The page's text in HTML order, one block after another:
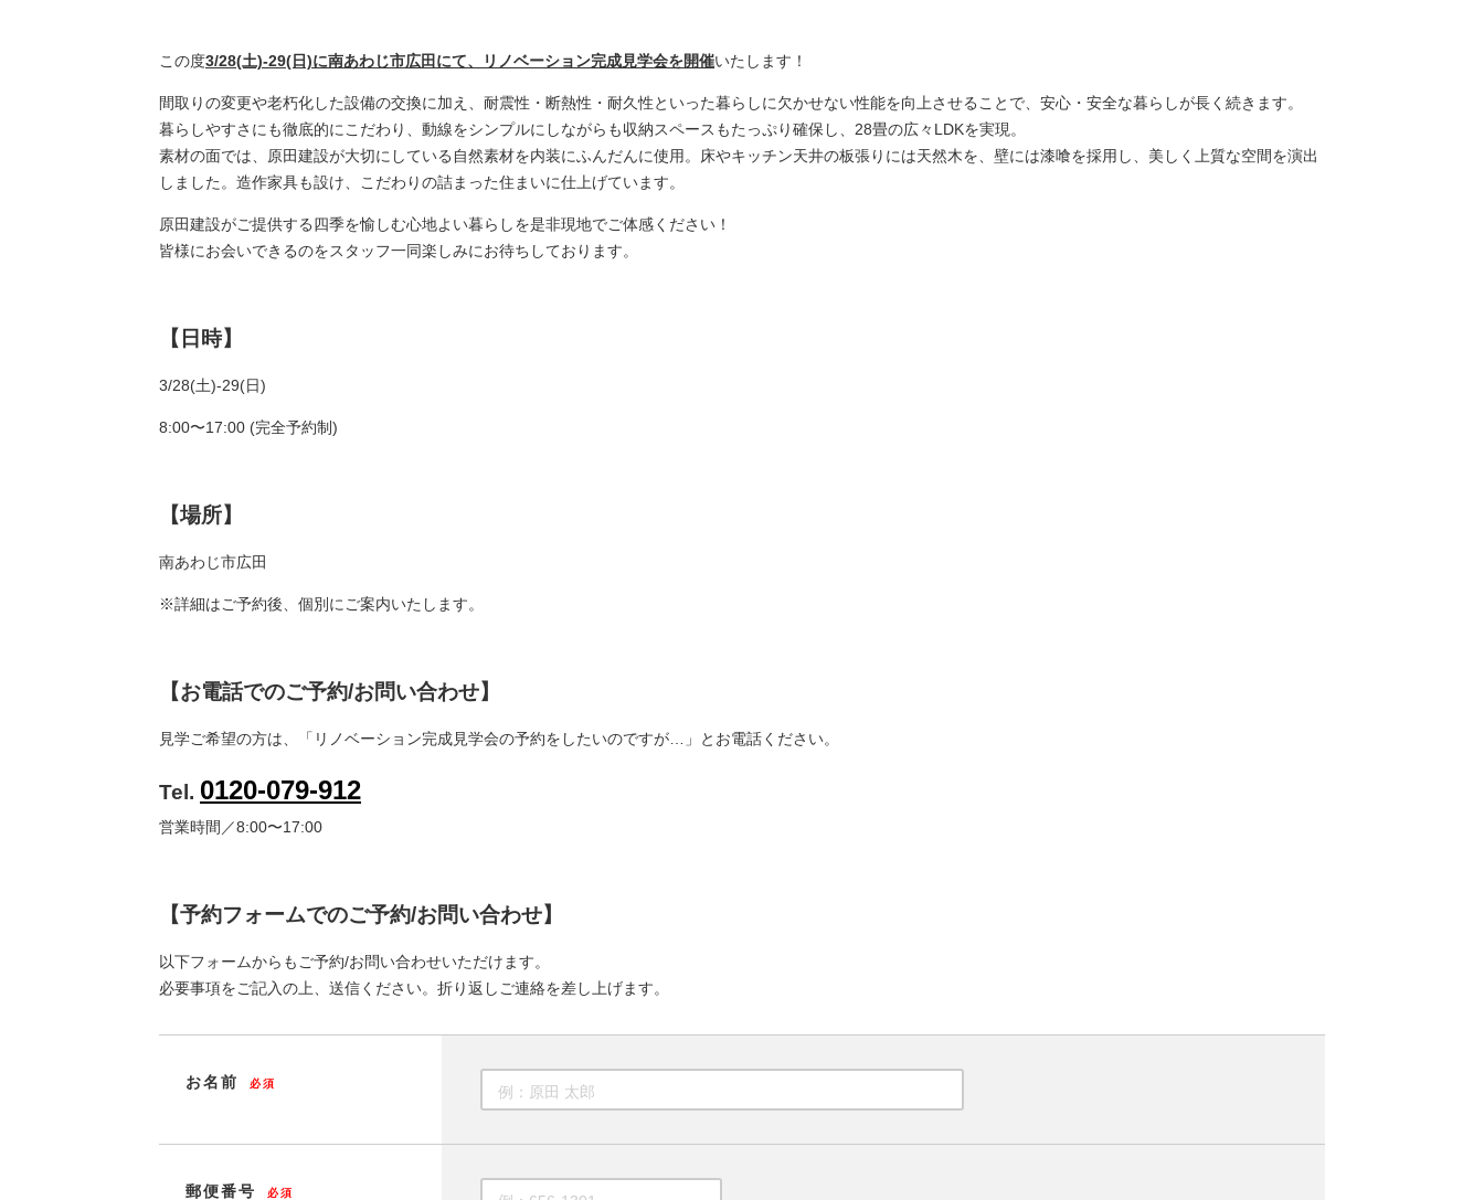
この度3/28(土)-29(日)に南あわじ市広田にて、リノベーション完成見学会を開催いたします！
間取りの変更や老朽化した設備の交換に加え、耐震性・断熱性・耐久性といった暮らしに欠かせない性能を向上させることで、安心・安全な暮らしが長く続きます。
暮らしやすさにも徹底的にこだわり、動線をシンプルにしながらも収納スペースもたっぷり確保し、28畳の広々LDKを実現。
素材の面では、原田建設が大切にしている自然素材を内装にふんだんに使用。床やキッチン天井の板張りには天然木を、壁には漆喰を採用し、美しく上質な空間を演出
しました。造作家具も設け、こだわりの詰まった住まいに仕上げています。
原田建設がご提供する四季を愉しむ心地よい暮らしを是非現地でご体感ください！
皆様にお会いできるのをスタッフ一同楽しみにお待ちしております。
【日時】
3/28(土)-29(日)
8:00〜17:00 (完全予約制)
【場所】
南あわじ市広田
※詳細はご予約後、個別にご案内いたします。
【お電話でのご予約/お問い合わせ】
見学ご希望の方は、「リノベーション完成見学会の予約をしたいのですが…」とお電話ください。
Tel. 0120-079-912
営業時間／8:00〜17:00
【予約フォームでのご予約/お問い合わせ】
以下フォームからもご予約/お問い合わせいただけます。
必要事項をご記入の上、送信ください。折り返しご連絡を差し上げます。
お名前 必須
郵便番号 必須